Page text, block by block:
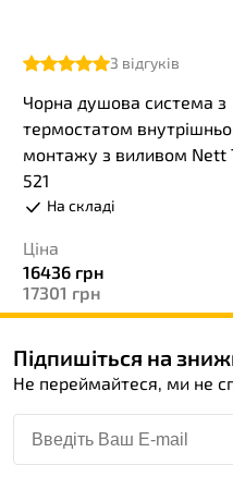
3 відгуків
Чорна душова система з
термостатом
монтажу з виливом Nett
521
На складі
Ціна
16436 грн
17301 грн
Підпишіться на
Не переймайтеся, ми не